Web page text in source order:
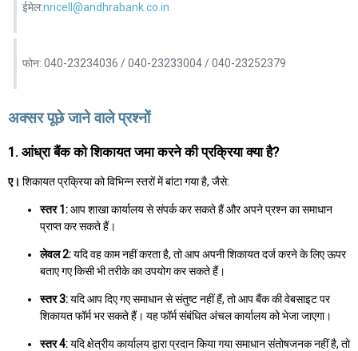
ईमेल:nricell@andhrabank.co.in
फोन: 040-23234036 / 040-23233004 / 040-23252379
अक्सर पूछे जाने वाले प्रश्नों
1. आंध्रा बैंक को शिकायत जमा करने की प्रक्रिया क्या है?
ए। शिकायत प्रक्रिया को विभिन्न स्तरों में बांटा गया है, जैसे:
स्तर 1:आप शाखा कार्यालय से संपर्क कर सकते हैं और अपने प्रश्न का समाधान
प्राप्त कर सकते हैं।
लेवल 2:यदि वह काम नहीं करता है, तो आप अपनी शिकायत दर्ज करने के लिए ऊपर
बताए गए किसी भी तरीके का उपयोग कर सकते हैं।
स्तर 3:यदि आप दिए गए समाधान से संतुष्ट नहीं हैं, तो आप बैंक की वेबसाइट पर
शिकायत फॉर्म भर सकते हैं। यह फॉर्म संबंधित अंचल कार्यालय को भेजा जाएगा।
स्तर 4:यदि क्षेत्रीय कार्यालय द्वारा प्रदान किया गया समाधान संतोषजनक नहीं है, तो